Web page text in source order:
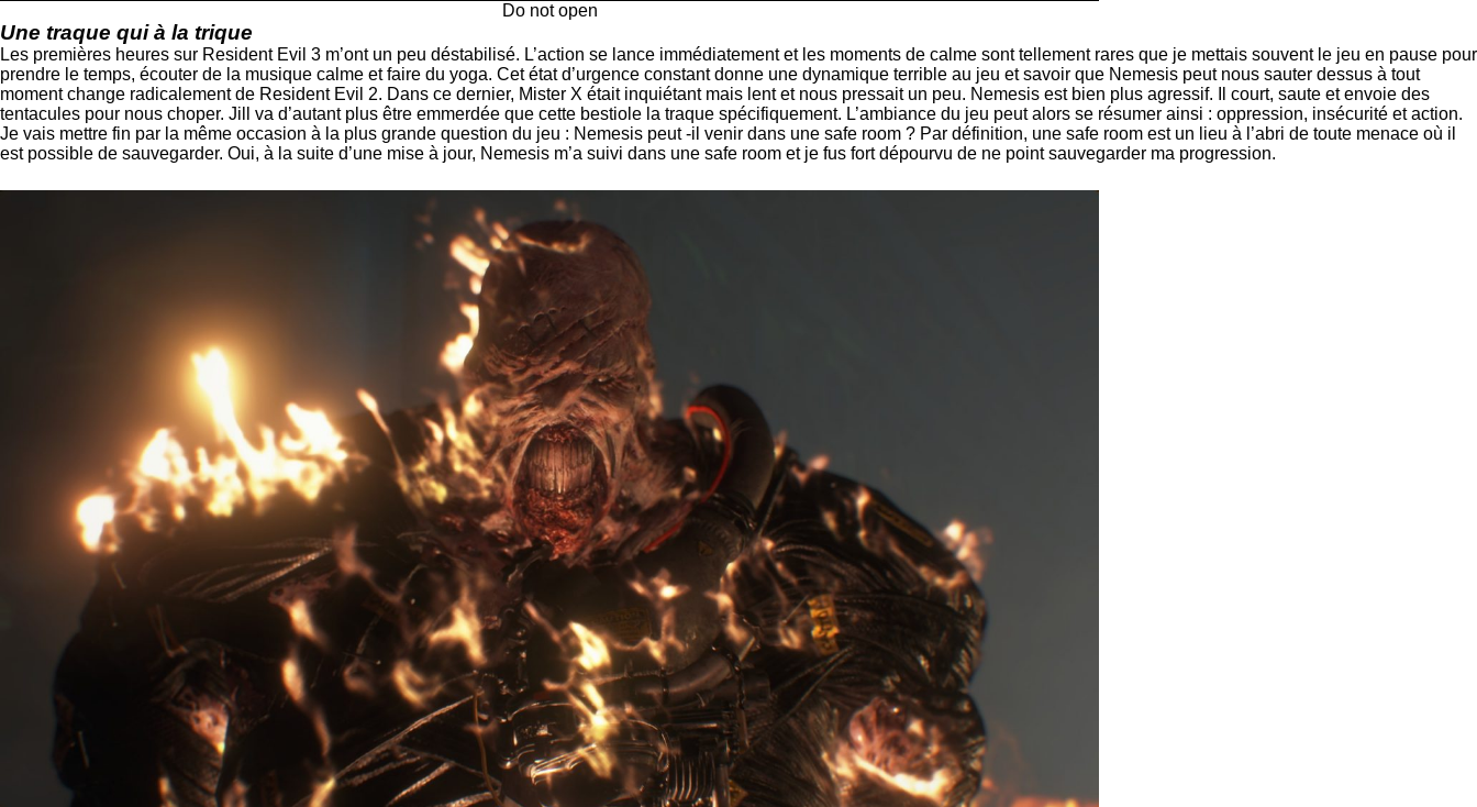
Do not open
Une traque qui à la trique
Les premières heures sur Resident Evil 3 m’ont un peu déstabilisé. L’action se lance immédiatement et les moments de calme sont tellement rares que je mettais souvent le jeu en pause pour
prendre le temps, écouter de la musique calme et faire du yoga. Cet état d’urgence constant donne une dynamique terrible au jeu et savoir que Nemesis peut nous sauter dessus à tout
moment change radicalement de Resident Evil 2. Dans ce dernier, Mister X était inquiétant mais lent et nous pressait un peu. Nemesis est bien plus agressif. Il court, saute et envoie des
tentacules pour nous choper. Jill va d’autant plus être emmerdée que cette bestiole la traque spécifiquement. L’ambiance du jeu peut alors se résumer ainsi : oppression, insécurité et action.
Je vais mettre fin par la même occasion à la plus grande question du jeu : Nemesis peut -il venir dans une safe room ? Par définition, une safe room est un lieu à l’abri de toute menace où il
est possible de sauvegarder. Oui, à la suite d’une mise à jour, Nemesis m’a suivi dans une safe room et je fus fort dépourvu de ne point sauvegarder ma progression.